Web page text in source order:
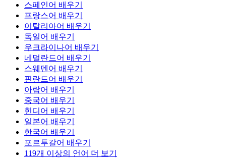
스페인어 배우기
프랑스어 배우기
이탈리아어 배우기
독일어 배우기
우크라이나어 배우기
네덜란드어 배우기
스웨덴어 배우기
핀란드어 배우기
아랍어 배우기
중국어 배우기
힌디어 배우기
일본어 배우기
한국어 배우기
포르투갈어 배우기
119개 이상의 언어 더 보기